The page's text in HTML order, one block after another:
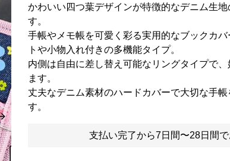
Next slide
かわいい四つ葉デザインが特徴的なデニム生
す。
手帳やメモ帳を可愛く彩る実用的なブックカ
トや小物入れ付きの多機能タイプ。
内側は自由に差し替え可能なリングタイプで
ます。
丈夫なデニム素材のハードカバーで大切な手帳
す。
支払い完了から7日間〜28日間